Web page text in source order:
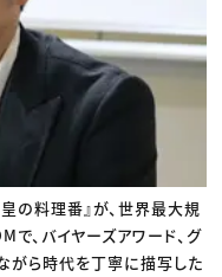
の料理番』が、世界最大規
、バイヤーズアワード、グ
がら時代を丁寧に描写した